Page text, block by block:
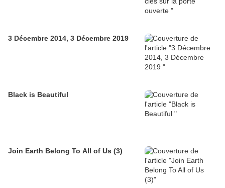
3 Décembre 2014, 3 Décembre 2019
Black is Beautiful
Join Earth Belong To All of Us (3)